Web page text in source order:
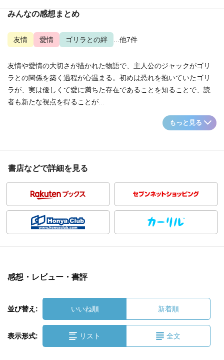
みんなの感想まとめ
友情 愛情 ゴリラとの絆 ...他7件
友情や愛情の大切さが描かれた物語で、主人公のジャックがゴリ
ラとの関係を築く過程が心温まる。初めは恐れを抱いていたゴリ
ラが、実は優しくて愛に満ちた存在であることを知ることで、読
者も新たな視点を得ることが...
もっと見る
書店などで詳細を見る
感想・レビュー・書評
並び替え: いいね順 新着順
表示形式: リスト 全文